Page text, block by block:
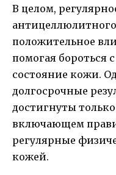
В целом,
положительное
помогая бороться
состояние кожи.
долгосрочные
достигнуты
включающем
регулярные
кожей.